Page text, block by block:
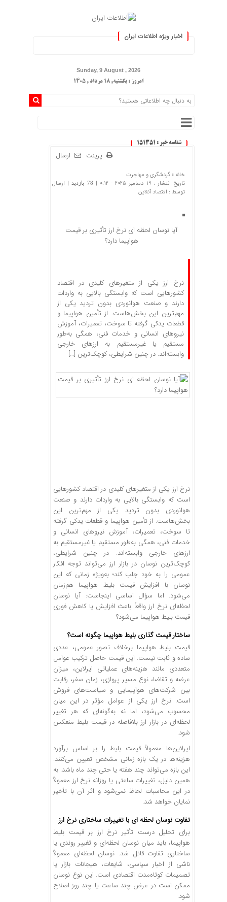
اخبار ویژه اطلاعات ایران
Sunday, 9 August , 2026
امروز : یکشنبه, ۱۸ مرداد , ۱۴۰۵
شناسه خبر : 151351
ارسال پرینت
خانه »گردشگری و مهاجرت
تاریخ انتشار : 19 دسامبر 2025 - 0:12 |
78 بازدید
| ارسال
توسط : اقتصاد آنلاین
آیا نوسان لحظه‌ ای نرخ ارز تأثیری بر قیمت
هواپیما دارد؟
نرخ ارز یکی از متغیرهای کلیدی در اقتصاد
کشورهایی است که وابستگی بالایی به واردات
دارند و صنعت هوانوردی بدون تردید یکی از
مهم‌ترین این بخش‌هاست. از تأمین هواپیما و
قطعات یدکی گرفته تا سوخت، تعمیرات، آموزش
نیروهای انسانی و خدمات فنی، همگی به‌طور
مستقیم یا غیرمستقیم به ارزهای خارجی
وابسته‌اند. در چنین شرایطی، کوچک‌ترین […]
نرخ ارز یکی از متغیرهای کلیدی در اقتصاد کشورهایی
است که وابستگی بالایی به واردات دارند و صنعت
هوانوردی بدون تردید یکی از مهم‌ترین این
بخش‌هاست. از تأمین هواپیما و قطعات یدکی گرفته
تا سوخت، تعمیرات، آموزش نیروهای انسانی و
خدمات فنی، همگی به‌طور مستقیم یا غیرمستقیم به
ارزهای خارجی وابسته‌اند. در چنین شرایطی،
کوچک‌ترین نوسان در بازار ارز می‌تواند توجه افکار
عمومی را به خود جلب کند؛ به‌ویژه زمانی که این
نوسان با افزایش قیمت بلیط هواپیما هم‌زمان
می‌شود. اما سؤال اساسی اینجاست: آیا نوسان
لحظه‌ای نرخ ارز واقعاً باعث افزایش یا کاهش فوری
قیمت بلیط هواپیما می‌شود؟
ساختار قیمت‌ گذاری بلیط هواپیما چگونه است؟
قیمت بلیط هواپیما برخلاف تصور عمومی، عددی
ساده و ثابت نیست. این قیمت حاصل ترکیب عوامل
متعددی مانند هزینه‌های عملیاتی ایرلاین، میزان
عرضه و تقاضا، نوع مسیر پروازی، زمان سفر، رقابت
بین شرکت‌های هواپیمایی و سیاست‌های فروش
است. نرخ ارز یکی از عوامل مؤثر در این میان
محسوب می‌شود، اما نه به‌گونه‌ای که هر تغییر
لحظه‌ای در بازار ارز بلافاصله در قیمت بلیط منعکس
شود.
ایرلاین‌ها معمولاً قیمت بلیط را بر اساس برآورد
هزینه‌ها در یک بازه زمانی مشخص تعیین می‌کنند.
این بازه می‌تواند چند هفته یا حتی چند ماه باشد. به
همین دلیل، تغییرات ساعتی یا روزانه نرخ ارز معمولاً
در این محاسبات لحاظ نمی‌شود و اثر آن با تأخیر
نمایان خواهد شد.
تفاوت نوسان لحظه ‌ای با تغییرات ساختاری نرخ ارز
برای تحلیل درست تأثیر نرخ ارز بر قیمت بلیط
هواپیما، باید میان نوسان لحظه‌ای و تغییر روندی یا
ساختاری تفاوت قائل شد. نوسان لحظه‌ای معمولاً
ناشی از اخبار سیاسی، شایعات، هیجانات بازار یا
تصمیمات کوتاه‌مدت اقتصادی است. این نوع نوسان
ممکن است در عرض چند ساعت یا چند روز اصلاح
شود.